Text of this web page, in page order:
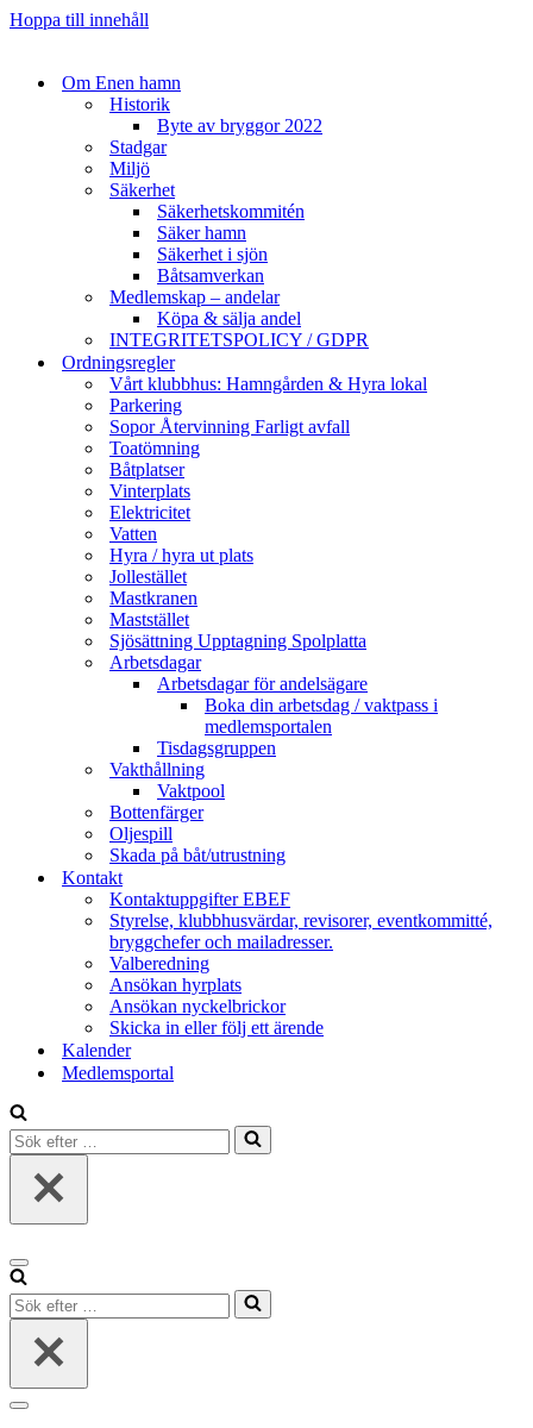
Hoppa till innehåll
Om Enen hamn
Historik
Byte av bryggor 2022
Stadgar
Miljö
Säkerhet
Säkerhetskommitén
Säker hamn
Säkerhet i sjön
Båtsamverkan
Medlemskap – andelar
Köpa & sälja andel
INTEGRITETSPOLICY / GDPR
Ordningsregler
Vårt klubbhus: Hamngården & Hyra lokal
Parkering
Sopor Återvinning Farligt avfall
Toatömning
Båtplatser
Vinterplats
Elektricitet
Vatten
Hyra / hyra ut plats
Jollestället
Mastkranen
Maststället
Sjösättning Upptagning Spolplatta
Arbetsdagar
Arbetsdagar för andelsägare
Boka din arbetsdag / vaktpass i
medlemsportalen
Tisdagsgruppen
Vakthållning
Vaktpool
Bottenfärger
Oljespill
Skada på båt/utrustning
Kontakt
Kontaktuppgifter EBEF
Styrelse, klubbhusvärdar, revisorer, eventkommitté,
bryggchefer och mailadresser.
Valberedning
Ansökan hyrplats
Ansökan nyckelbrickor
Skicka in eller följ ett ärende
Kalender
Medlemsportal
Sök
efter
Navigeringsmeny
Sök
efter
Navigeringsmeny